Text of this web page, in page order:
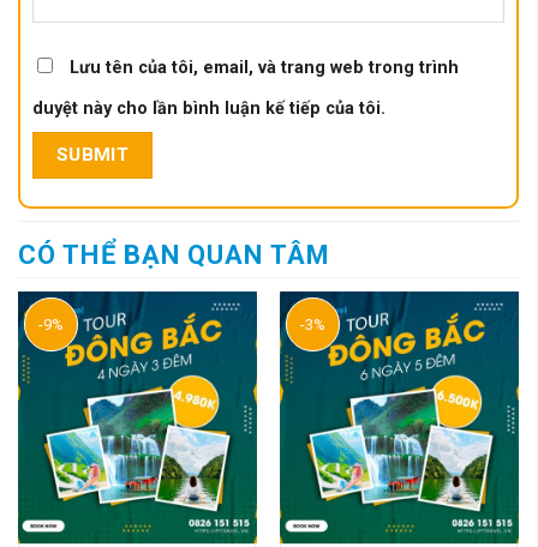
Lưu tên của tôi, email, và trang web trong trình
duyệt này cho lần bình luận kế tiếp của tôi.
CÓ THỂ BẠN QUAN TÂM
-9% -3%